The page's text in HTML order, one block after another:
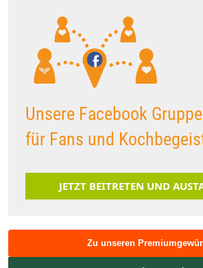
Unsere Facebook Gruppe
für Fans und
JETZT BEITRETEN UND
Zu unseren